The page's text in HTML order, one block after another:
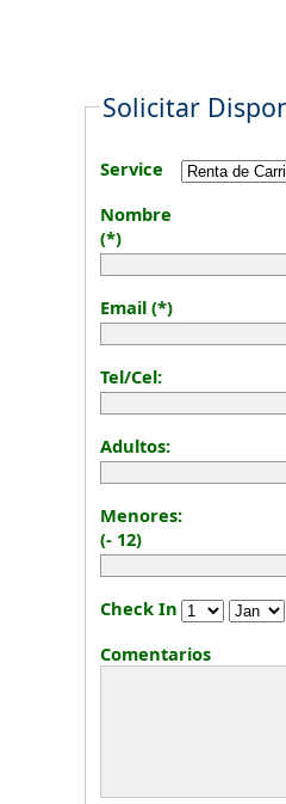
Solicitar
Service
Nombre
(*)
Email (*)
Tel/Cel:
Adultos:
Menores:
(- 12)
Check In
Comentarios